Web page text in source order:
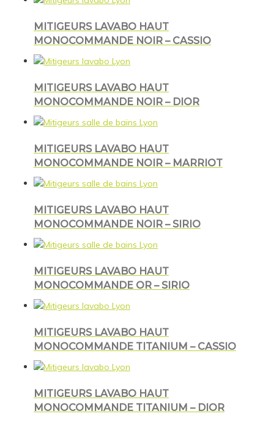
MITIGEURS LAVABO HAUT
MONOCOMMANDE NOIR – CASSIO
MITIGEURS LAVABO HAUT
MONOCOMMANDE NOIR – DIOR
MITIGEURS LAVABO HAUT
MONOCOMMANDE NOIR – MARRIOT
MITIGEURS LAVABO HAUT
MONOCOMMANDE NOIR – SIRIO
MITIGEURS LAVABO HAUT
MONOCOMMANDE OR – SIRIO
MITIGEURS LAVABO HAUT
MONOCOMMANDE TITANIUM – CASSIO
MITIGEURS LAVABO HAUT
MONOCOMMANDE TITANIUM – DIOR